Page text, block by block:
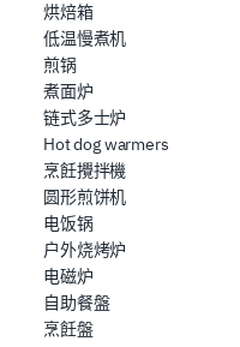
contenuti ed annunci,
media e per analizzare
inoltre informazioni sul
nostro sito con i nostri
dei dati web, pubblicità
combinarle con altre
che hanno raccolto dal
烘焙箱
低温慢煮机
煎锅
煮面炉
链式多士炉
Hot dog warmers
烹飪攪拌機
圆形煎饼机
电饭锅
户外烧烤炉
电磁炉
自助餐盤
烹飪盤